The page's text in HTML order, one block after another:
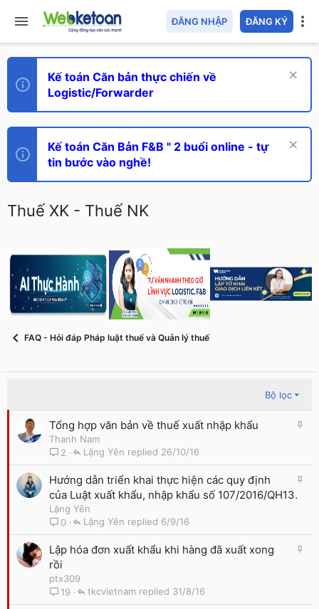
ĐĂNG NHẬP ĐĂNG KÝ
Kế toán Căn bản thực chiến về
Logistic/Forwarder
Kế toán Căn Bản F&B " 2 buổi online - tự
tin bước vào nghề!
Thuế XK - Thuế NK
FAQ - Hỏi đáp Pháp luật thuế và Quản lý thuế
Bộ lọc
m
Tổng hợp văn bản về thuế xuất nhập khẩu
Thanh Nam
2
26/10/16
Lặng Yên
l
Hướng dẫn triển khai thực hiện các quy định
của Luật xuất khẩu, nhập khẩu số 107/2016/QH13.
Lặng Yên
0
6/9/16
Lặng Yên
l
Lập hóa đơn xuất khẩu khi hàng đã xuất xong
rồi
ptx309
19
31/8/16
tkcvietnam